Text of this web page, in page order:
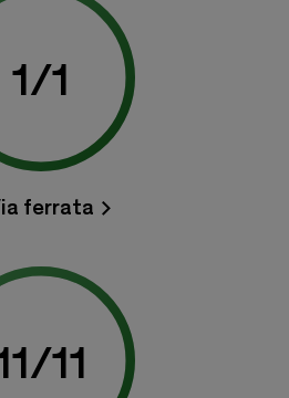
1/1
ferrata
/11